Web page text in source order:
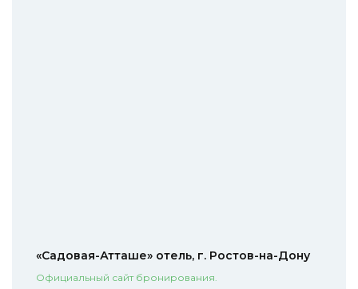
«Садовая-Атташе» отель, г. Ростов-на-Дону
Официальный сайт бронирования.